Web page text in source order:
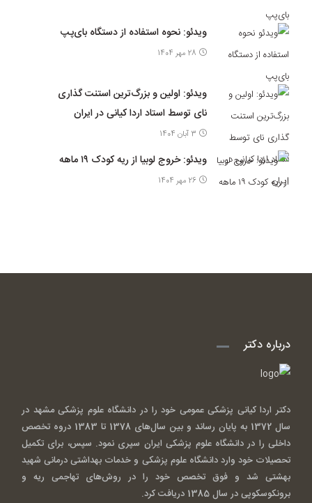
ویدئو: نحوه استفاده از دستگاه بای‌پپ
28 مهر 1404
ویدئو: اولین و بزرگ‌ترین استنت گذاری
نای توسط استاد اردا کیانی در ایران
3 آبان 1404
ویدئو: خروج لوبیا از ریه کودک ۱۹ ماهه
26 مهر 1404
درباره دکتر
دکتر اردا کیانی پزشکی عمومی خود را در دانشگاه علوم پزشکی مشهد در
سال 1372 به پایان رساند و بین سال‌های 1378 تا 1383 دروه تخصص
داخلی را در دانشگاه علوم پزشکی ایران سپری نمود. سپس، برای تکمیل
تحصیلات خود وارد دانشگاه علوم پزشکی و خدمات بهداشتی درمانی شهید
بهشتی شد و فوق تخصص خود را در روش‌های تهاجمی ریه و
برونکوسکوپی در سال 1385 دریافت کرد.